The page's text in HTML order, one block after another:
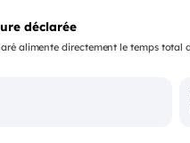
déclarée
alimente directement le temps total